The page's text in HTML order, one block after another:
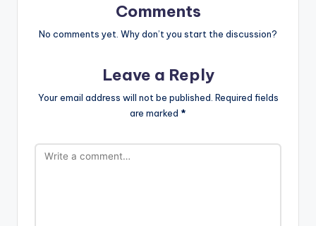
Comments
No comments yet. Why don’t you start the discussion?
Leave a Reply
Your email address will not be published. Required fields
are marked *